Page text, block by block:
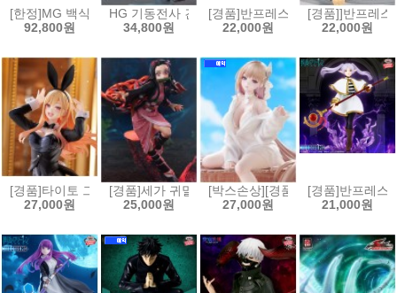
[한정]MG 백식 크래쉬 괴[4573102556288]
92,800원
HG 기동전사 건담 썬더볼트 1/144 풀아머 건담
34,800원
[경품]반프레스토 카드캡터 사쿠
22,000원
[경품]]반프레
22,000원
[경품]타이토 그 비스크 돌은 사랑을 한다 T-most 피규어 키타가와 마
27,000원
[경품]세가 귀멸의 칼날 Xross Link 피규어 카마도
25,000원
[박스손상][경품]후류 누들스토퍼
27,000원
[경품]반프레스
21,000원